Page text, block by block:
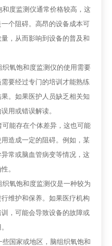
度监测仪通常价格较高，这
个阻碍。高昂的设备成本可
，从而影响到设备的普及和
氧饱和度监测仪的使用需要
要经过专门的培训才能熟练
。如果医护人员缺乏相关知
用或错误解读。
能存在个体差异，这也可能
造成一定的阻碍。例如，某
常或脑血管病变等情况，这
。
氧饱和度监测仪是一种较为
维护和保养。如果医疗机构
，可能会导致设备的故障或
国家或地区，脑组织氧饱和